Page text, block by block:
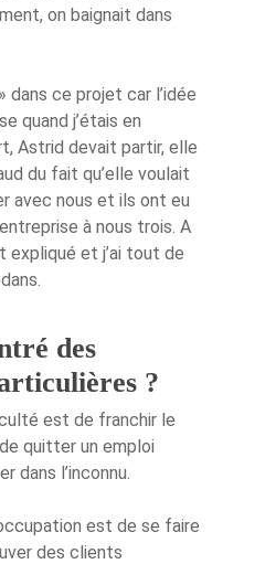
on baignait dans
dans ce projet car l’idée
quand j’étais en
Astrid devait partir, elle
du fait qu’elle voulait
avec nous et ils ont eu
à nous trois. A
expliqué et j’ai tout de
des
?
est de franchir le
quitter un emploi
dans l’inconnu.
est de se faire
des clients